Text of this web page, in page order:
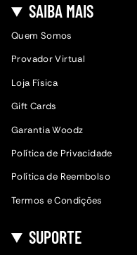
SAIBA MAIS
Quem Somos
Provador Virtual
Loja Física
Gift Cards
Garantia Woodz
Política de Privacidade
Política de Reembolso
Termos e Condições
SUPORTE